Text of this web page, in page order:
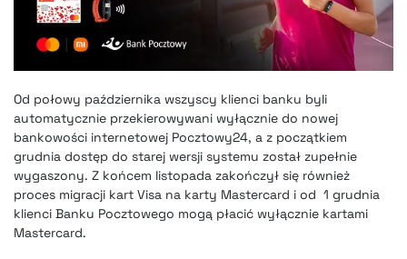
Od połowy października wszyscy klienci banku byli
automatycznie przekierowywani wyłącznie do nowej
bankowości internetowej Pocztowy24, a z początkiem
grudnia dostęp do starej wersji systemu został zupełnie
wygaszony. Z końcem listopada zakończył się również
proces migracji kart Visa na karty Mastercard i od 1 grudnia
klienci Banku Pocztowego mogą płacić wyłącznie kartami
Mastercard.